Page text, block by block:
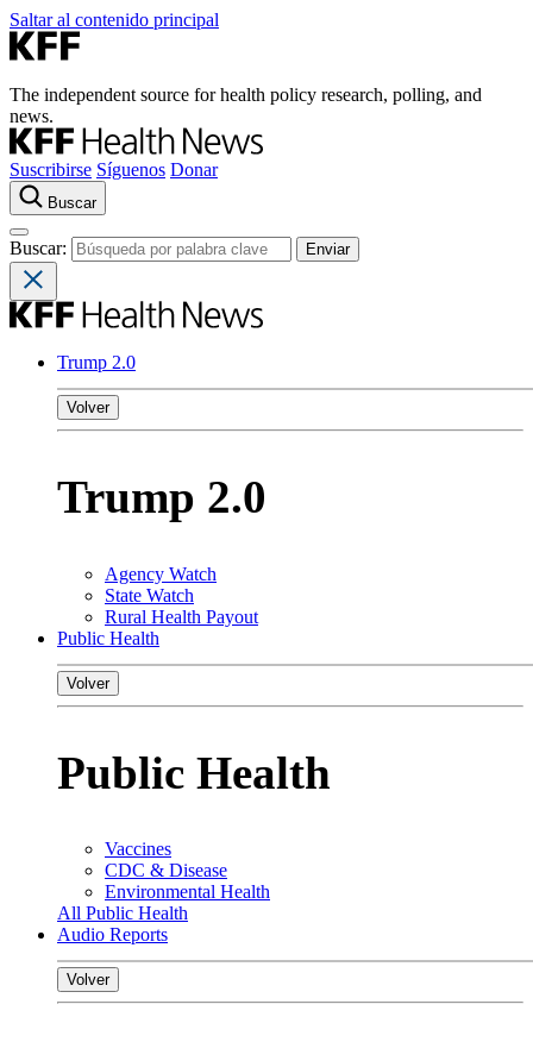
Saltar al contenido principal
The independent source for health policy research, polling, and
news.
Suscribirse Síguenos Donar
Buscar
Buscar:
Trump 2.0
Volver
Trump 2.0
Agency Watch
State Watch
Rural Health Payout
Public Health
Volver
Public Health
Vaccines
CDC & Disease
Environmental Health
All Public Health
Audio Reports
Volver